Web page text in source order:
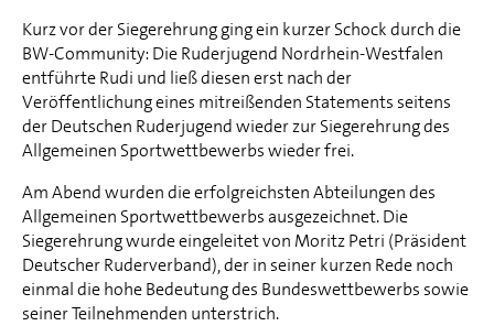
Kurz vor der Siegerehrung ging ein kurzer Schock durch die
BW-Community: Die Ruderjugend Nordrhein-Westfalen
entführte Rudi und ließ diesen erst nach der
Veröffentlichung eines mitreißenden Statements seitens
der Deutschen Ruderjugend wieder zur Siegerehrung des
Allgemeinen Sportwettbewerbs wieder frei.
Am Abend wurden die erfolgreichsten Abteilungen des
Allgemeinen Sportwettbewerbs ausgezeichnet. Die
Siegerehrung wurde eingeleitet von Moritz Petri (Präsident
Deutscher Ruderverband), der in seiner kurzen Rede noch
einmal die hohe Bedeutung des Bundeswettbewerbs sowie
seiner Teilnehmenden unterstrich.